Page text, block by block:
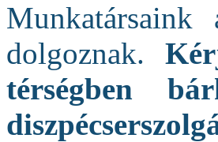
dolgoznak.
térségben